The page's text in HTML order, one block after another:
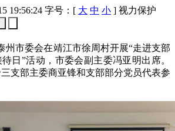
19:56:24 字号：[ 大 中 小 ] 视力保护
州市委会在靖江市徐周村开展“走进支部
日”活动，市委会副主委冯亚明出席。
支部主委商亚锋和支部部分党员代表参